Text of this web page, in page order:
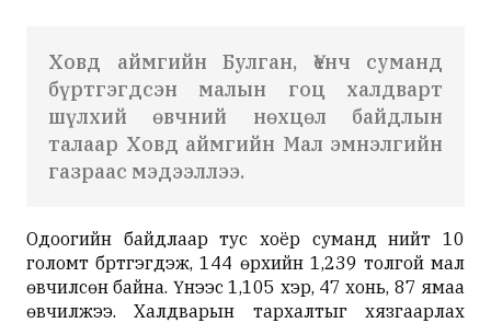
Ховд аймгийн Булган, Үенч суманд
бүртгэгдсэн малын гоц халдварт
шүлхий өвчний нөхцөл байдлын
талаар Ховд аймгийн Мал эмнэлгийн
газраас мэдээллээ.
Одоогийн байдлаар тус хоёр суманд нийт 10
голомт бүртгэгдэж, 144 өрхийн 1,239 толгой мал
өвчилсөн байна. Үүнээс 1,105 үхэр, 47 хонь, 87 ямаа
өвчилжээ. Халдварын тархалтыг хязгаарлах